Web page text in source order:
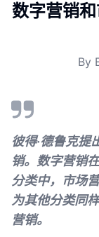
数字营销
By
彼得·德鲁克提
销。数字营销
分类中，市场
为其他分类同
营销。